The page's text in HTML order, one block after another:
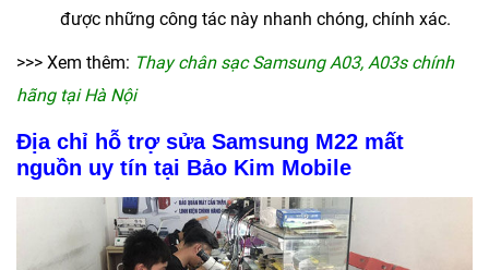
được những công tác này nhanh chóng, chính xác.
>>> Xem thêm: Thay chân sạc Samsung A03, A03s chính
hãng tại Hà Nội
Địa chỉ hỗ trợ sửa Samsung M22 mất
nguồn uy tín tại Bảo Kim Mobile